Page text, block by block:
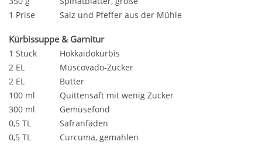
1 Prise
Salz und Pfeffer aus der Mühle
Kürbissuppe & Garnitur
1 Stück
Hokkaidokürbis
2 EL
Muscovado-Zucker
2 EL
Butter
100 ml
Quittensaft mit wenig Zucker
300 ml
Gemüsefond
0,5 TL
Safranfäden
0,5 TL
Curcuma, gemahlen